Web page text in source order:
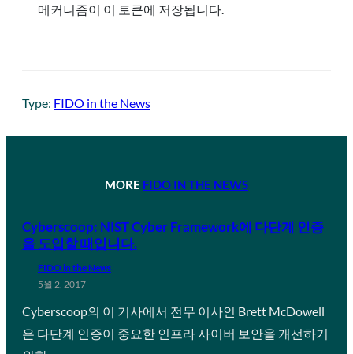
메커니즘이 이 토큰에 저장됩니다.
Type: FIDO in the News
MORE FIDO IN THE NEWS
Cyberscoop: NIST Cyber Framework에 다단계 인증
을 도입할 때입니다.
FIDO in the News
5월 2, 2017
Cyberscoop의 이 기사에서 전무 이사인 Brett McDowell
은 다단계 인증이 중요한 인프라 사이버 보안을 개선하기